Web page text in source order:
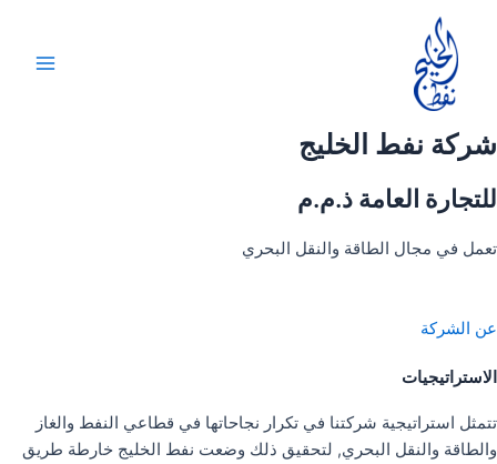
المحتوى
شركة نفط الخليج
للتجارة العامة ذ.م.م
تعمل في مجال الطاقة والنقل البحري
عن الشركة
الاستراتيجيات
تتمثل استراتيجية شركتنا في تكرار نجاحاتها في قطاعي النفط والغاز
والطاقة والنقل البحري, لتحقيق ذلك وضعت نفط الخليج خارطة طريق